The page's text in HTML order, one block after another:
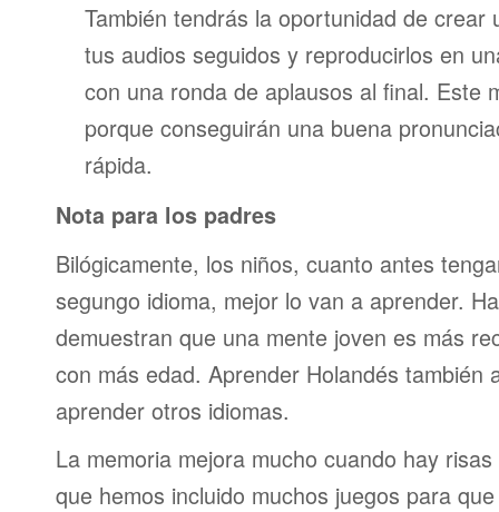
También tendrás la oportunidad de crear
tus audios seguidos y reproducirlos en
con una ronda de aplausos al final. Este
porque conseguirán una buena
rápida.
Nota para los padres
Bilógicamente, los niños, cuanto antes
segungo idioma, mejor lo van a aprender.
demuestran que una mente joven es más
con más edad. Aprender Holandés también
aprender otros idiomas.
La memoria mejora mucho cuando hay
que hemos incluido muchos juegos para